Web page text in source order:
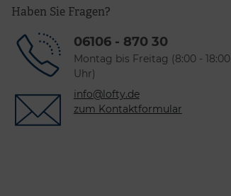
Haben Sie Fragen?
06106 - 870 30
Montag bis Freitag (8:00 - 18:00
Uhr)
info@lofty.de
zum Kontaktformular